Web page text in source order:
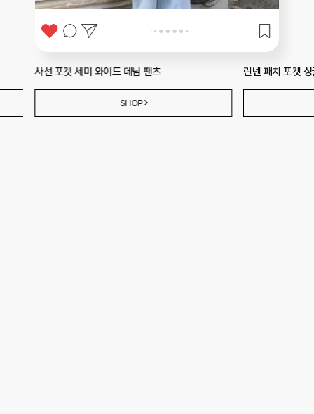
린넨 패치 포켓 싱글 원버튼 재킷
SHOP
라인 슬리브리스